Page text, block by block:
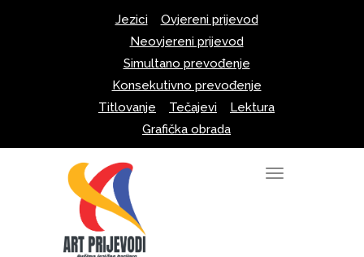
Jezici
Ovjereni prijevod
Neovjereni prijevod
Simultano prevođenje
Konsekutivno prevođenje
Titlovanje
Tečajevi
Lektura
Grafička obrada
T